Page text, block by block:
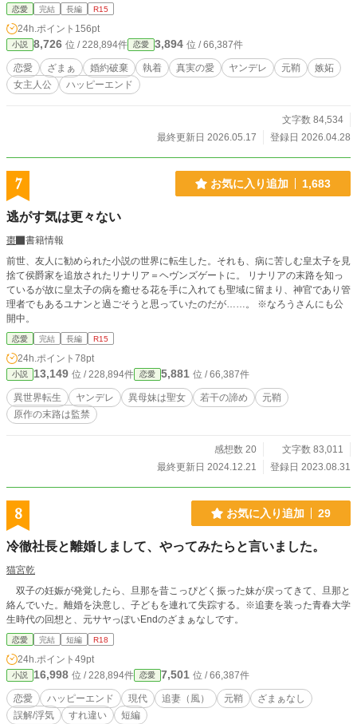
トの作成』に取りかかった。 「次期当主として、卒業までにまともな婿養子を
見つけなくては」 効率を重視し、さっさと前を向くカタリナ。 だが、事態は思
わぬ方向へ動き出す。 『真実の愛』を貫くと覚悟を決めたはずのオーギュスト
が、相手に裏切られ、どん底の状態で戻ってきたのだ。 かつての曇りけのない
まっすぐだった瞳に、どろりとした執着を宿し、カタリナだけを見つめる。
『愛のトラウマ』で壊れた男の、逃げ場のない狂愛。 ヤンデレ化した元婚約者
の腕の中で、効率主義の彼女は深く溜息をつく。 ※設定はふわふわ。 ※予告な
字報告歓迎。 ※20話完結予定。息抜き連載のため、不定期更新です。
恋愛 完結 長編 R15
24h.ポイント 156pt
小説 8,726 位 / 228,894件 恋愛 3,894 位 / 66,387件
恋愛 ざまぁ 婚約破棄 執着 真実の愛 ヤンデレ 元鞘
嫉妬
女主人公
ハッピーエンド
文字数 84,534
最終更新日 2026.05.17
登録日 2026.04.28
7 お気に入り追加 1,683
逃がす気は更々ない
棗
書籍情報
前世、友人に勧められた小説の世界に転生した。それも、病に苦しむ皇太子を見
捨て侯爵家を追放されたリナリア＝ヘヴンズゲートに。 リナリアの末路を知っ
ているが故に皇太子の病を癒せる花を手に入れても聖域に留まり、神官であり管
理者でもあるユナンと過ごそうと思っていたのだが……。 ※なろうさんにも公
開中。
恋愛 完結 長編 R15
24h.ポイント 78pt
小説 13,149 位 / 228,894件 恋愛 5,881 位 / 66,387件
異世界転生 ヤンデレ 異母妹は聖女 若干の諦め
元鞘
原作の末路は監禁
感想数 20
文字数 83,011
最終更新日 2024.12.21
登録日 2023.08.31
8 お気に入り追加 29
冷徹社長と離婚しまして、やってみたらと言いました。
猫宮乾
双子の妊娠が発覚したら、旦那を昔こっぴどく振った妹が戻ってきて、旦那と
絡んでいた。離婚を決意し、子どもを連れて失踪する。※追妻を装った青春大学
生時代の回想と、元サヤっぽいEndのざまぁなしです。
恋愛 完結 短編 R18
24h.ポイント 49pt
小説 16,998 位 / 228,894件 恋愛 7,501 位 / 66,387件
恋愛 ハッピーエンド 現代 追妻（風） 元鞘
ざまぁなし
誤解/浮気
すれ違い 短編